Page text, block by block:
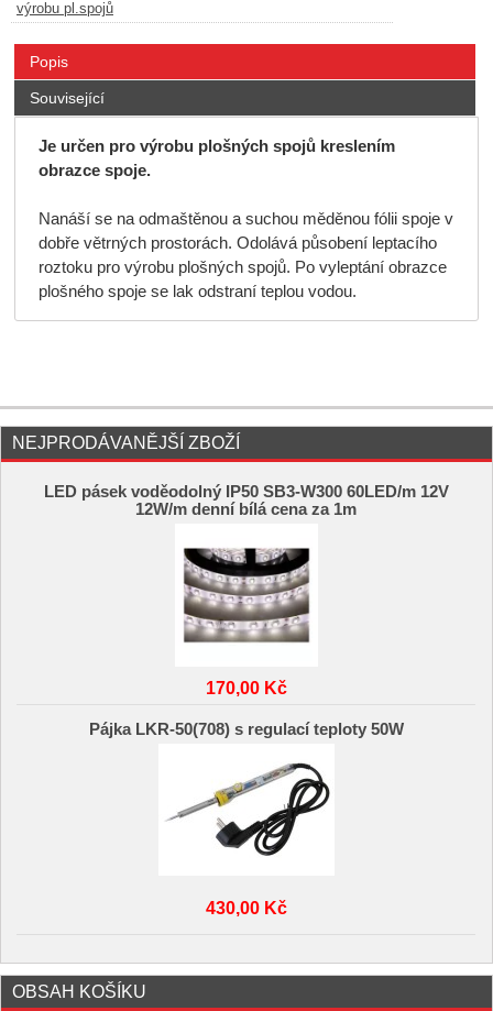
výrobu pl.spojů
Popis
Související
Je určen pro výrobu plošných spojů kreslením
obrazce spoje.
Nanáší se na odmaštěnou a suchou měděnou fólii spoje v
dobře větrných prostorách. Odolává působení leptacího
roztoku pro výrobu plošných spojů. Po vyleptání obrazce
plošného spoje se lak odstraní teplou vodou.
NEJPRODÁVANĚJŠÍ ZBOŽÍ
LED pásek voděodolný IP50 SB3-W300 60LED/m 12V
12W/m denní bílá cena za 1m
170,00 Kč
Pájka LKR-50(708) s regulací teploty 50W
430,00 Kč
OBSAH KOŠÍKU